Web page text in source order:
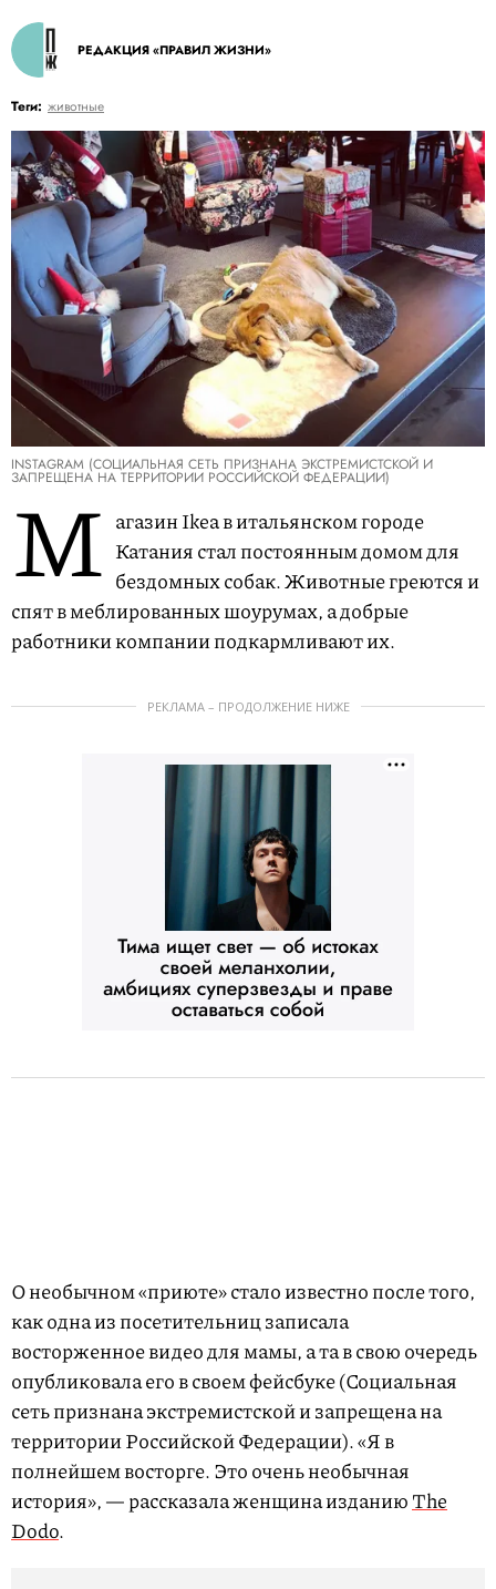
РЕДАКЦИЯ «ПРАВИЛ ЖИЗНИ»
Теги: животные
INSTAGRAM (СОЦИАЛЬНАЯ СЕТЬ ПРИЗНАНА ЭКСТРЕМИСТСКОЙ И
ЗАПРЕЩЕНА НА ТЕРРИТОРИИ РОССИЙСКОЙ ФЕДЕРАЦИИ)
М агазин Ikea в итальянском городе
Катания стал постоянным домом для
бездомных собак. Животные греются и
спят в меблированных шоурумах, а добрые
работники компании подкармливают их.
РЕКЛАМА – ПРОДОЛЖЕНИЕ НИЖЕ
О необычном «приюте» стало известно после того,
как одна из посетительниц записала
восторженное видео для мамы, а та в свою очередь
опубликовала его в своем фейсбуке (Социальная
сеть признана экстремистской и запрещена на
территории Российской Федерации). «Я в
полнейшем восторге. Это очень необычная
история», — рассказала женщина изданиюThe
Dodo.